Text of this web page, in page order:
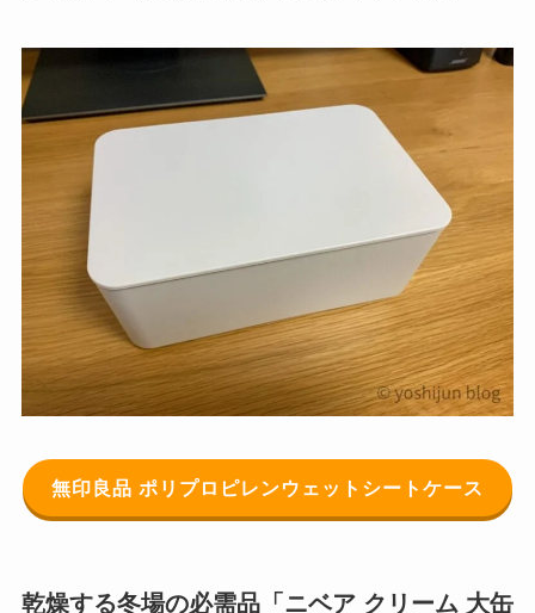
無印良品 ポリプロピレンウェットシートケース
乾燥する冬場の必需品「ニベア クリーム 大缶